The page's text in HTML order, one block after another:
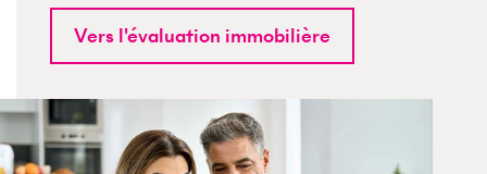
Vers l'évaluation immobilière